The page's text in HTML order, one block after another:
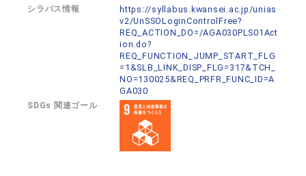
シラバス情報
https://syllabus.kwansei.ac.jp/unias
v2/UnSSOLoginControlFree?
REQ_ACTION_DO=/AGA030PLS01Act
ion.do?
REQ_FUNCTION_JUMP_START_FLG
=1&SLB_LINK_DISP_FLG=317&TCH_
NO=130025&REQ_PRFR_FUNC_ID=A
GA030
SDGs 関連ゴール